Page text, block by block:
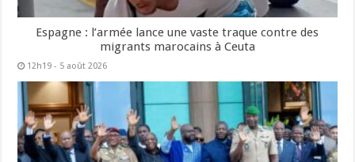
Espagne : l’armée lance une vaste traque contre des
migrants marocains à Ceuta
12h19 - 5 août 2026